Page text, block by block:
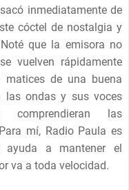
inmediatamente de
cóctel de nostalgia y
que la emisora ​​no
vuelven rápidamente
matices de una buena
las ondas y sus voces
las
mí, Radio Paula es
ayuda a mantener el
va a toda velocidad.